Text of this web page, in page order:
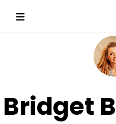
Bridget